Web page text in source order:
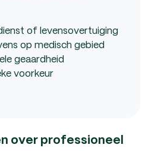
of levensovertuiging
op medisch gebied
geaardheid
voorkeur
over professioneel